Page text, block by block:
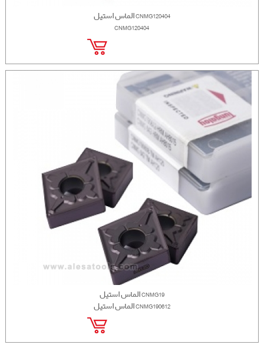
الماس استیل CNMG120404
CNMG120404
الماس استیل CNMG19
الماس استیل CNMG190612